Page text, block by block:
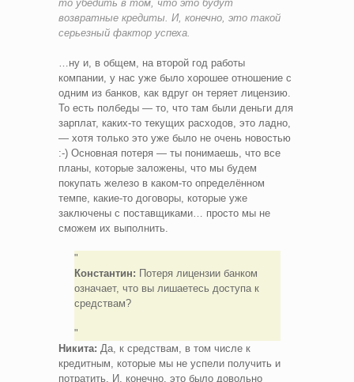
то убедить в том, что это будут
возвратные кредиты. И, конечно, это такой
серьезный фактор успеха.
…ну и, в общем, на второй год работы
компании, у нас уже было хорошее отношение с
одним из банков, как вдруг он теряет лицензию.
То есть полбеды — то, что там были деньги для
зарплат, каких-то текущих расходов, это ладно,
— хотя только это уже было не очень новостью
:-) Основная потеря — ты понимаешь, что все
планы, которые заложены, что мы будем
покупать железо в каком-то определённом
темпе, какие-то договоры, которые уже
заключены с поставщиками… просто мы не
сможем их выполнить.
Константин: Потеря лицензии банком
означает, что вы лишаетесь доступа к
средствам?
Никита: Да, к средствам, в том числе к
кредитным, которые мы не успели получить и
потратить. И, конечно, это было довольно